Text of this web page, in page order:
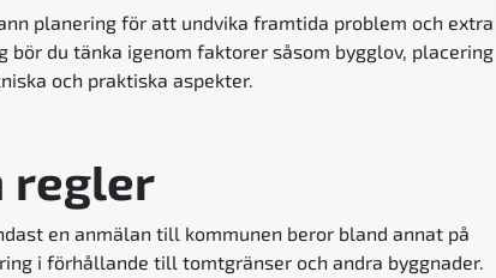
planering för att undvika framtida problem och extra
bör du tänka igenom faktorer såsom bygglov, placering
och praktiska aspekter.
regler
en anmälan till kommunen beror bland annat på
i förhållande till tomtgränser och andra byggnader.